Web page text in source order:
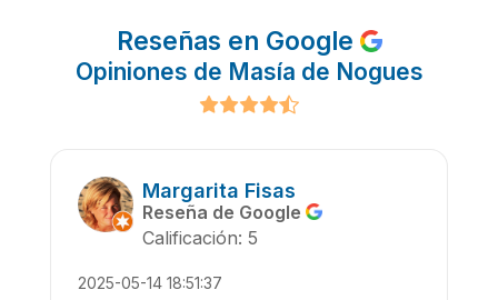
Reseñas en Google
Opiniones de Masía de Nogues
Margarita Fisas
Reseña de Google
Calificación: 5
2025-05-14 18:51:37